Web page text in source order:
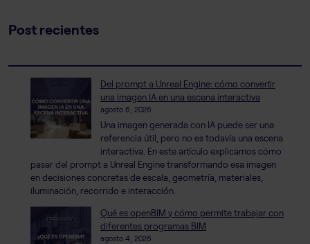
Post recientes
Del prompt a Unreal Engine: cómo convertir
una imagen IA en una escena interactiva
agosto 6, 2026
Una imagen generada con IA puede ser una
referencia útil, pero no es todavía una escena
interactiva. En este artículo explicamos cómo
pasar del prompt a Unreal Engine transformando esa imagen
en decisiones concretas de escala, geometría, materiales,
iluminación, recorrido e interacción.
Qué es openBIM y cómo permite trabajar con
diferentes programas BIM
agosto 4, 2026